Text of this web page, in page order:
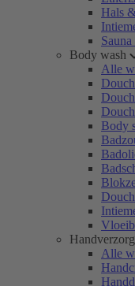
Hals
Body wash
Alle
Body
Alle